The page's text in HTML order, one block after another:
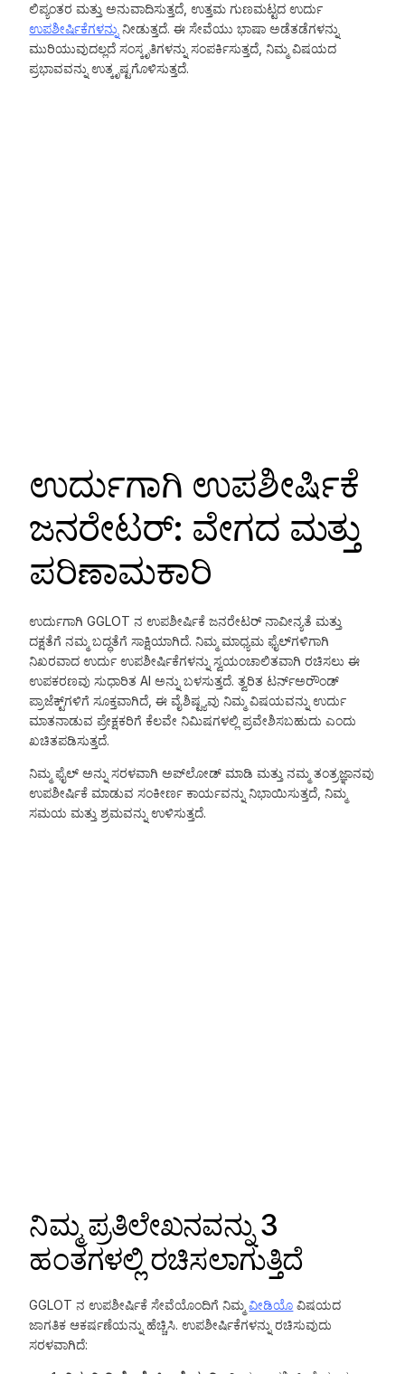
ಲಿಪ್ಯಂತರ ಮತ್ತು ಅನುವಾದಿಸುತ್ತದೆ, ಉತ್ತಮ ಗುಣಮಟ್ಟದ ಉರ್ದು
ಉಪಶೀರ್ಷಿಕೆಗಳನ್ನು ನೀಡುತ್ತದೆ. ಈ ಸೇವೆಯು ಭಾಷಾ ಅಡೆತಡೆಗಳನ್ನು
ಮುರಿಯುವುದಲ್ಲದೆ ಸಂಸ್ಕೃತಿಗಳನ್ನು ಸಂಪರ್ಕಿಸುತ್ತದೆ, ನಿಮ್ಮ ವಿಷಯದ
ಪ್ರಭಾವವನ್ನು ಉತ್ಕೃಷ್ಟಗೊಳಿಸುತ್ತದೆ.
ಉರ್ದುಗಾಗಿ ಉಪಶೀರ್ಷಿಕೆ
ಜನರೇಟರ್: ವೇಗದ ಮತ್ತು
ಪರಿಣಾಮಕಾರಿ
ಉರ್ದುಗಾಗಿ GGLOT ನ ಉಪಶೀರ್ಷಿಕೆ ಜನರೇಟರ್ ನಾವೀನ್ಯತೆ ಮತ್ತು
ದಕ್ಷತೆಗೆ ನಮ್ಮ ಬದ್ಧತೆಗೆ ಸಾಕ್ಷಿಯಾಗಿದೆ. ನಿಮ್ಮ ಮಾಧ್ಯಮ ಫೈಲ್‌ಗಳಿಗಾಗಿ
ನಿಖರವಾದ ಉರ್ದು ಉಪಶೀರ್ಷಿಕೆಗಳನ್ನು ಸ್ವಯಂಚಾಲಿತವಾಗಿ ರಚಿಸಲು ಈ
ಉಪಕರಣವು ಸುಧಾರಿತ AI ಅನ್ನು ಬಳಸುತ್ತದೆ. ತ್ವರಿತ ಟರ್ನ್‌ಅರೌಂಡ್
ಪ್ರಾಜೆಕ್ಟ್‌ಗಳಿಗೆ ಸೂಕ್ತವಾಗಿದೆ, ಈ ವೈಶಿಷ್ಟ್ಯವು ನಿಮ್ಮ ವಿಷಯವನ್ನು ಉರ್ದು
ಮಾತನಾಡುವ ಪ್ರೇಕ್ಷಕರಿಗೆ ಕೆಲವೇ ನಿಮಿಷಗಳಲ್ಲಿ ಪ್ರವೇಶಿಸಬಹುದು ಎಂದು
ಖಚಿತಪಡಿಸುತ್ತದೆ.
ನಿಮ್ಮ ಫೈಲ್ ಅನ್ನು ಸರಳವಾಗಿ ಅಪ್‌ಲೋಡ್ ಮಾಡಿ ಮತ್ತು ನಮ್ಮ ತಂತ್ರಜ್ಞಾನವು
ಉಪಶೀರ್ಷಿಕೆ ಮಾಡುವ ಸಂಕೀರ್ಣ ಕಾರ್ಯವನ್ನು ನಿಭಾಯಿಸುತ್ತದೆ, ನಿಮ್ಮ
ಸಮಯ ಮತ್ತು ಶ್ರಮವನ್ನು ಉಳಿಸುತ್ತದೆ.
ನಿಮ್ಮ ಪ್ರತಿಲೇಖನವನ್ನು 3
ಹಂತಗಳಲ್ಲಿ ರಚಿಸಲಾಗುತ್ತಿದೆ
GGLOT ನ ಉಪಶೀರ್ಷಿಕೆ ಸೇವೆಯೊಂದಿಗೆ ನಿಮ್ಮವೀಡಿಯೊ ವಿಷಯದ
ಜಾಗತಿಕ ಆಕರ್ಷಣೆಯನ್ನು ಹೆಚ್ಚಿಸಿ. ಉಪಶೀರ್ಷಿಕೆಗಳನ್ನು ರಚಿಸುವುದು
ಸರಳವಾಗಿದೆ: